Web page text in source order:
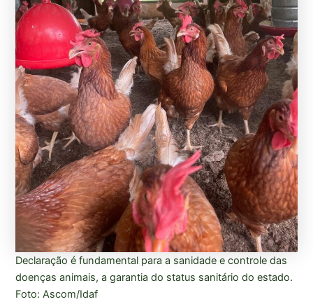
Declaração é fundamental para a sanidade e controle das
doenças animais, a garantia do status sanitário do estado.
Foto: Ascom/Idaf